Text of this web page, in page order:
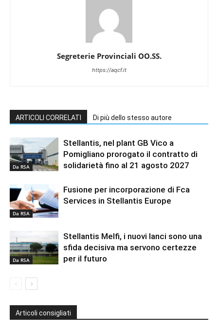
Segreterie Provinciali OO.SS.
https://aqcf.it
ARTICOLI CORRELATI Di più dello stesso autore
Da RSA
Stellantis, nel plant GB Vico a
Pomigliano prorogato il contratto di
solidarietà fino al 21 agosto 2027
Da RSA
Fusione per incorporazione di Fca
Services in Stellantis Europe
Da RSA
Stellantis Melfi, i nuovi lanci sono una
sfida decisiva ma servono certezze
per il futuro
Articoli consigliati